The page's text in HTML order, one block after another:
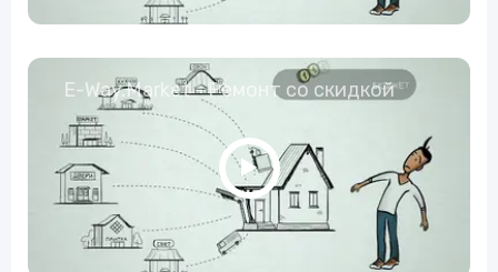
E-Way.Market - Ремонт со скидкой